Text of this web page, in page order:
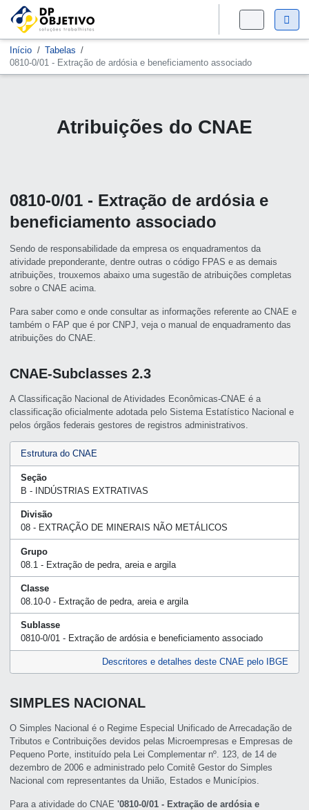
Início
Tabelas
0810-0/01 - Extração de ardósia e beneficiamento associado
Atribuições do CNAE
0810-0/01 - Extração de ardósia e
beneficiamento associado
Sendo de responsabilidade da empresa os enquadramentos da
atividade preponderante, dentre outras o código FPAS e as demais
atribuições, trouxemos abaixo uma sugestão de atribuições completas
sobre o CNAE acima.
Para saber como e onde consultar as informações referente ao CNAE e
também o FAP que é por CNPJ, veja o manual de enquadramento das
atribuições do CNAE.
CNAE-Subclasses 2.3
A Classificação Nacional de Atividades Econômicas-CNAE é a
classificação oficialmente adotada pelo Sistema Estatístico Nacional e
pelos órgãos federais gestores de registros administrativos.
Estrutura do CNAE
Seção
B - INDÚSTRIAS EXTRATIVAS
Divisão
08 - EXTRAÇÃO DE MINERAIS NÃO METÁLICOS
Grupo
08.1 - Extração de pedra, areia e argila
Classe
08.10-0 - Extração de pedra, areia e argila
Sublasse
0810-0/01 - Extração de ardósia e beneficiamento associado
Descritores e detalhes deste CNAE pelo IBGE
SIMPLES NACIONAL
O Simples Nacional é o Regime Especial Unificado de Arrecadação de
Tributos e Contribuições devidos pelas Microempresas e Empresas de
Pequeno Porte, instituído pela Lei Complementar nº. 123, de 14 de
dezembro de 2006 e administrado pelo Comitê Gestor do Simples
Nacional com representantes da União, Estados e Municípios.
Para a atividade do CNAE'0810-0/01 - Extração de ardósia e